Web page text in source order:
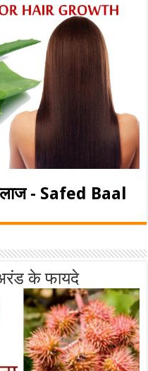
- Safed Baal
के फायदे